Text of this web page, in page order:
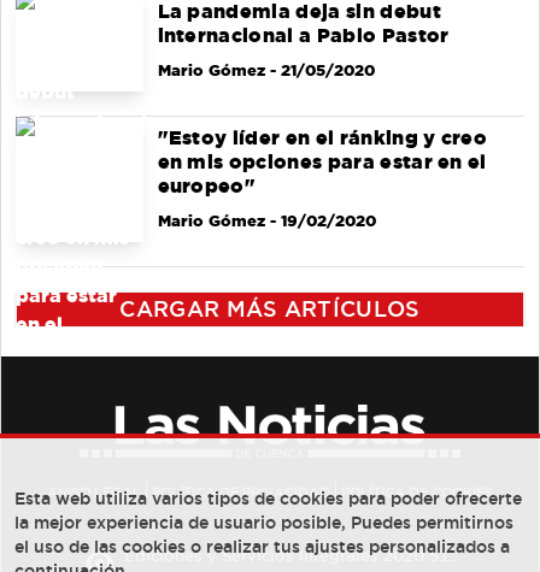
La pandemia deja sin debut
internacional a Pablo Pastor
Mario Gómez- 21/05/2020
"Estoy líder en el ránking y creo
en mis opciones para estar en el
europeo"
Mario Gómez- 19/02/2020
CARGAR MÁS ARTÍCULOS
AVISO LEGAL POLÍTICA DE PRIVACIDAD POLÍTICA DE COOKIES
Ediciones y Servicios Integrales 2020 S.L.
Esta web utiliza varios tipos de cookies para poder ofrecerte
la mejor experiencia de usuario posible, Puedes permitirnos
el uso de las cookies o realizar tus ajustes personalizados a